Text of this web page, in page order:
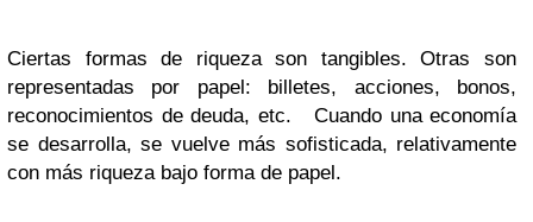
Ciertas formas de riqueza son tangibles. Otras son
representadas por papel: billetes, acciones, bonos,
reconocimientos de deuda, etc. Cuando una economía
se desarrolla, se vuelve más sofisticada, relativamente
con más riqueza bajo forma de papel.